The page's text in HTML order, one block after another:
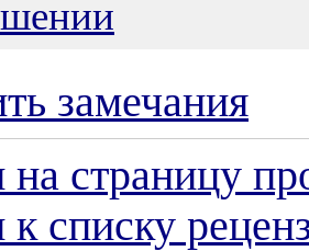
замечания
страницу
списку